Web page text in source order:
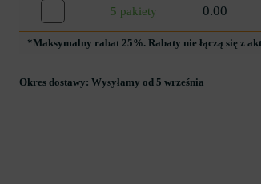
5 pakiety 0.00
*Maksymalny rabat 25%. Rabaty nie łączą się z
Okres dostawy: Wysyłamy od 5 września